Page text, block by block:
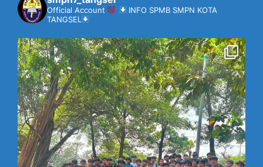
Official Account
INFO SPMB SMPN KOTA
TANGSEL